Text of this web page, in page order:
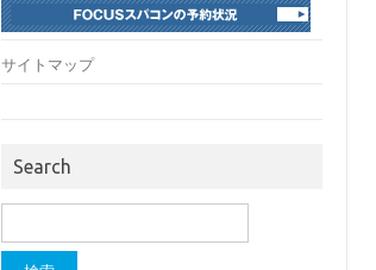
サイトマップ
Search
索: